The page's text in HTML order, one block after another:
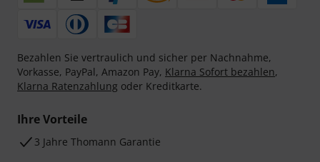
Bezahlen Sie vertraulich und sicher per Nachnahme,
Vorkasse, PayPal, Amazon Pay, Klarna Sofort bezahlen,
Klarna Ratenzahlung oder Kreditkarte.
Ihre Vorteile
3 Jahre Thomann Garantie